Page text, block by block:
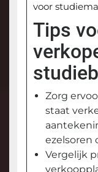
voor
Tips
Zorg
staat
ezelsoren
Vergelijk